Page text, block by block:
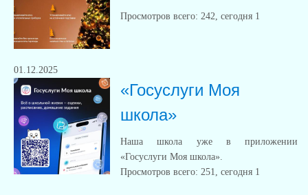
Просмотров всего: 242, сегодня 1
01.12.2025
«Госуслуги Моя
школа»
Наша школа уже в приложении
«Госуслуги Моя школа».
Просмотров всего: 251, сегодня 1